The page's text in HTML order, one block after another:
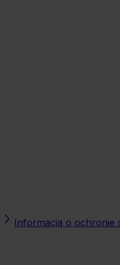
Informacja o ochronie